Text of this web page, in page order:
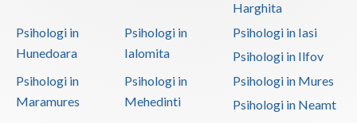
Harghita
Psihologi in
Hunedoara
Psihologi in
Ialomita
Psihologi in Iasi
Psihologi in Ilfov
Psihologi in
Maramures
Psihologi in
Mehedinti
Psihologi in Mures
Psihologi in Neamt